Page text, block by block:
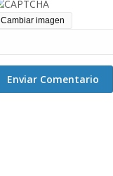
Cambiar imagen
Enviar Comentario